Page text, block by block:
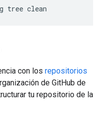
con los repositorios
de GitHub de
tu repositorio de la